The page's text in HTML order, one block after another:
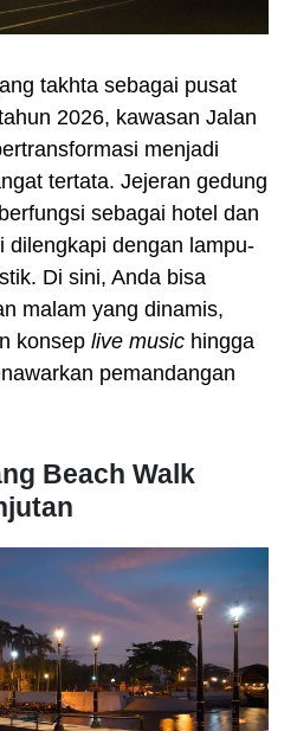
takhta sebagai pusat
2026, kawasan Jalan
menjadi
tertata. Jejeran gedung
sebagai hotel dan
dilengkapi dengan lampu-
Di sini, Anda bisa
malam yang dinamis,
konsep live music hingga
pemandangan
Beach Walk